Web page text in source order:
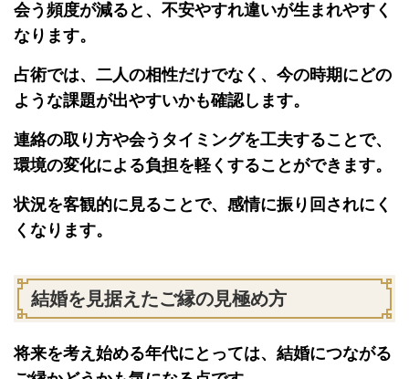
会う頻度が減ると、不安やすれ違いが生まれやすく
なります。
占術では、二人の相性だけでなく、今の時期にどの
ような課題が出やすいかも確認します。
連絡の取り方や会うタイミングを工夫することで、
環境の変化による負担を軽くすることができます。
状況を客観的に見ることで、感情に振り回されにく
くなります。
結婚を見据えたご縁の見極め方
将来を考え始める年代にとっては、結婚につながる